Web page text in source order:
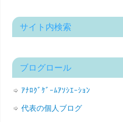
サイト内検索
ブログロール
ｱﾅﾛｸﾞｹﾞｰﾑｱｿｼｴｰｼｮﾝ
代表の個人ブログ